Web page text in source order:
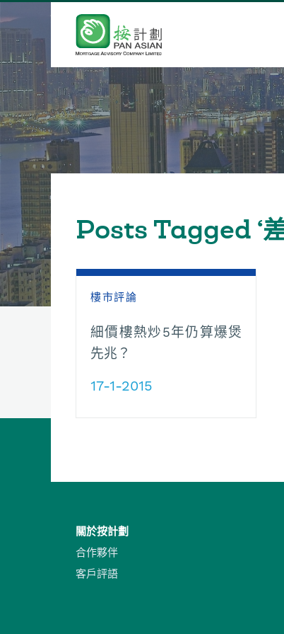
Posts Tagged ‘
樓市評論
細價樓熱炒5年仍算爆煲
先兆？
17-1-2015
關於按計劃
合作夥伴
客戶評語